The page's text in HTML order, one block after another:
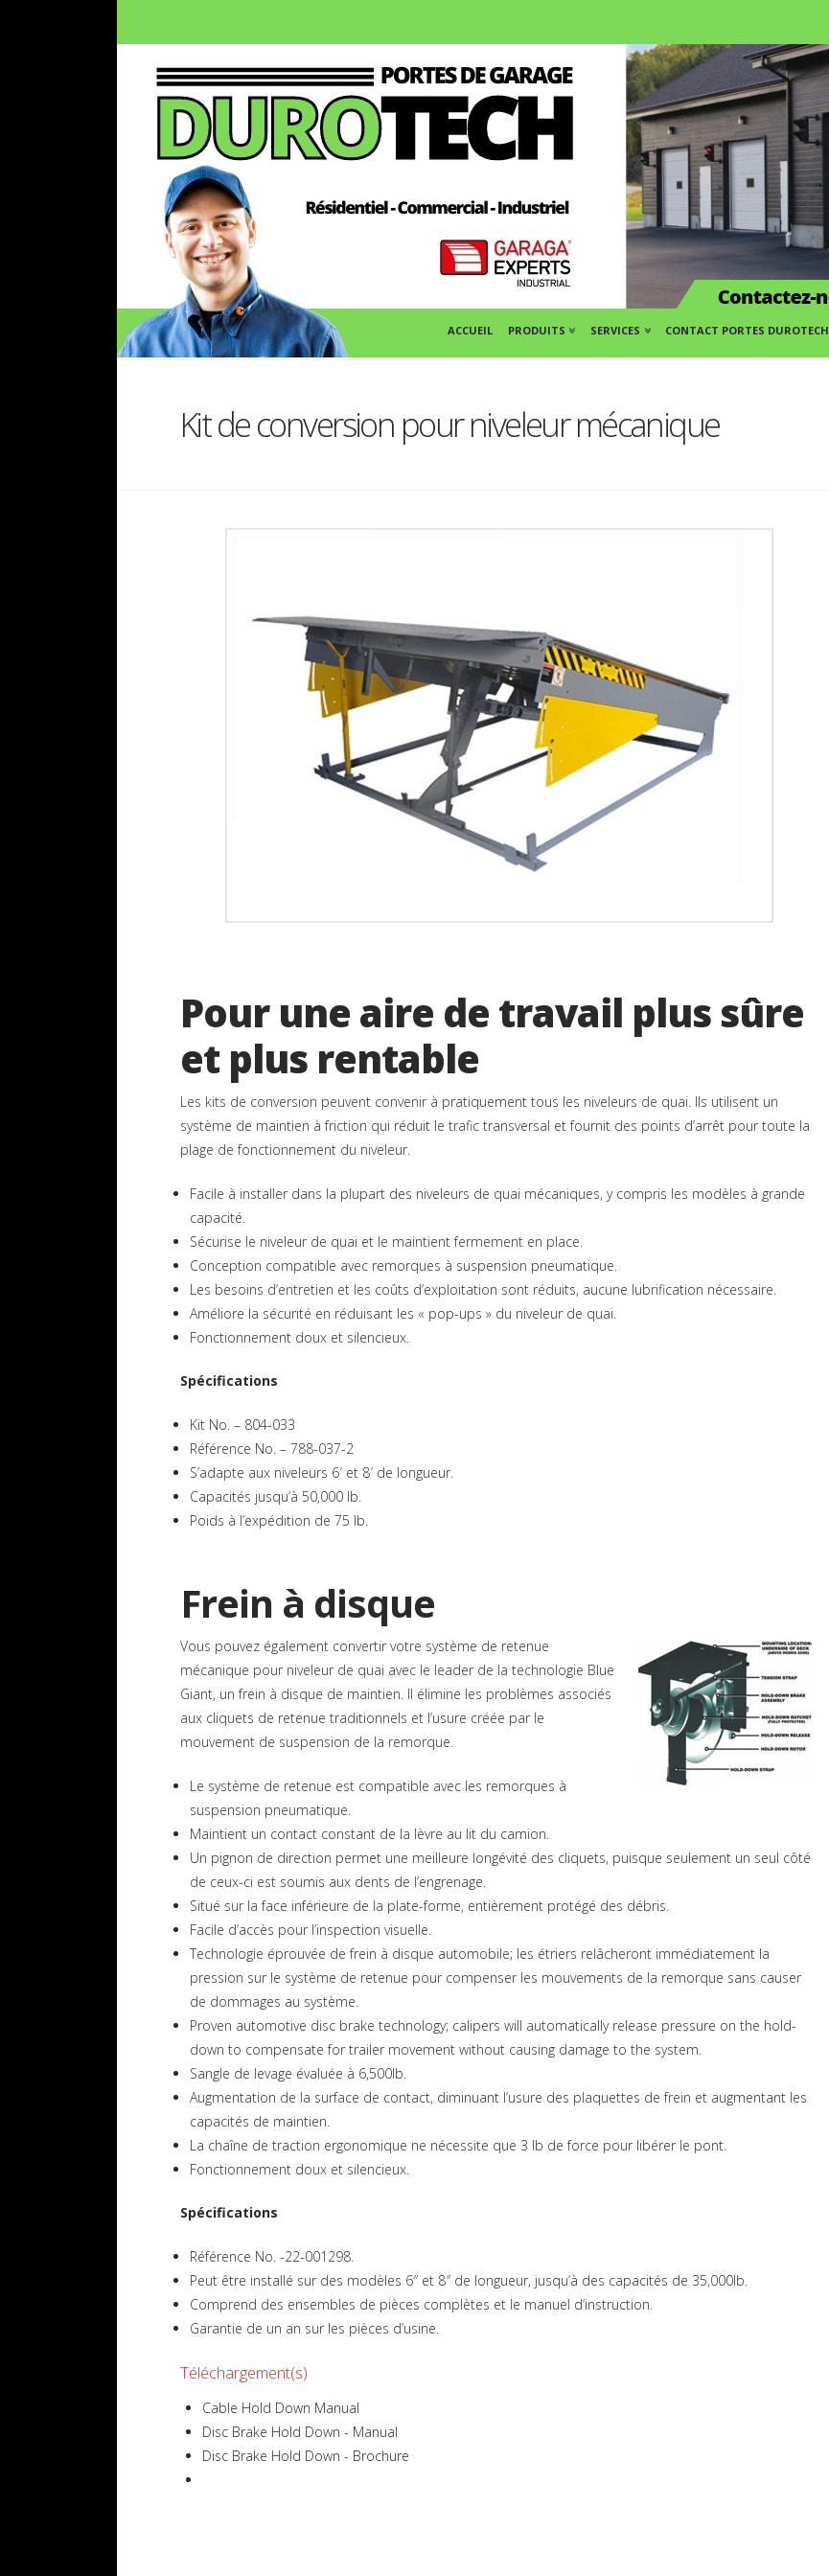
ACCUEIL PRODUITS SERVICES CONTACT PORTES DUROTECH
Kit de conversion pour niveleur mécanique
Pour une aire de travail plus sûre
et plus rentable
Les kits de conversion peuvent convenir à pratiquement tous les niveleurs de quai. Ils utilisent un
système de maintien à friction qui réduit le trafic transversal et fournit des points d’arrêt pour toute la
plage de fonctionnement du niveleur.
Facile à installer dans la plupart des niveleurs de quai mécaniques, y compris les modèles à grande
capacité.
Sécurise le niveleur de quai et le maintient fermement en place.
Conception compatible avec remorques à suspension pneumatique.
Les besoins d’entretien et les coûts d’exploitation sont réduits, aucune lubrification nécessaire.
Améliore la sécurité en réduisant les « pop-ups » du niveleur de quai.
Fonctionnement doux et silencieux.
Spécifications
Kit No. – 804-033
Référence No. – 788-037-2
S’adapte aux niveleurs 6′ et 8′ de longueur.
Capacités jusqu’à 50,000 lb.
Poids à l’expédition de 75 lb.
Frein à disque
Vous pouvez également convertir votre système de retenue
mécanique pour niveleur de quai avec le leader de la technologie Blue
Giant, un frein à disque de maintien. Il élimine les problèmes associés
aux cliquets de retenue traditionnels et l’usure créée par le
mouvement de suspension de la remorque.
Le système de retenue est compatible avec les remorques à
suspension pneumatique.
Maintient un contact constant de la lèvre au lit du camion.
Un pignon de direction permet une meilleure longévité des cliquets, puisque seulement un seul côté
de ceux-ci est soumis aux dents de l’engrenage.
Situé sur la face inférieure de la plate-forme, entièrement protégé des débris.
Facile d’accès pour l’inspection visuelle.
Technologie éprouvée de frein à disque automobile; les étriers relâcheront immédiatement la
pression sur le système de retenue pour compenser les mouvements de la remorque sans causer
de dommages au système.
Proven automotive disc brake technology; calipers will automatically release pressure on the hold-
down to compensate for trailer movement without causing damage to the system.
Sangle de levage évaluée à 6,500lb.
Augmentation de la surface de contact, diminuant l’usure des plaquettes de frein et augmentant les
capacités de maintien.
La chaîne de traction ergonomique ne nécessite que 3 lb de force pour libérer le pont.
Fonctionnement doux et silencieux.
Spécifications
Référence No. -22-001298.
Peut être installé sur des modèles 6″ et 8″ de longueur, jusqu’à des capacités de 35,000lb.
Comprend des ensembles de pièces complètes et le manuel d’instruction.
Garantie de un an sur les pièces d’usine.
Téléchargement(s)
Cable Hold Down Manual
Disc Brake Hold Down - Manual
Disc Brake Hold Down - Brochure